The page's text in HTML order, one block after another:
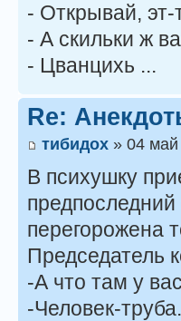
- Откpывай,
- А скильки ж
- Цванцихь ...
Re:
тибидох » 04
В психушку
перегорожена
Председатель
-А что там у
-Человек-труба.